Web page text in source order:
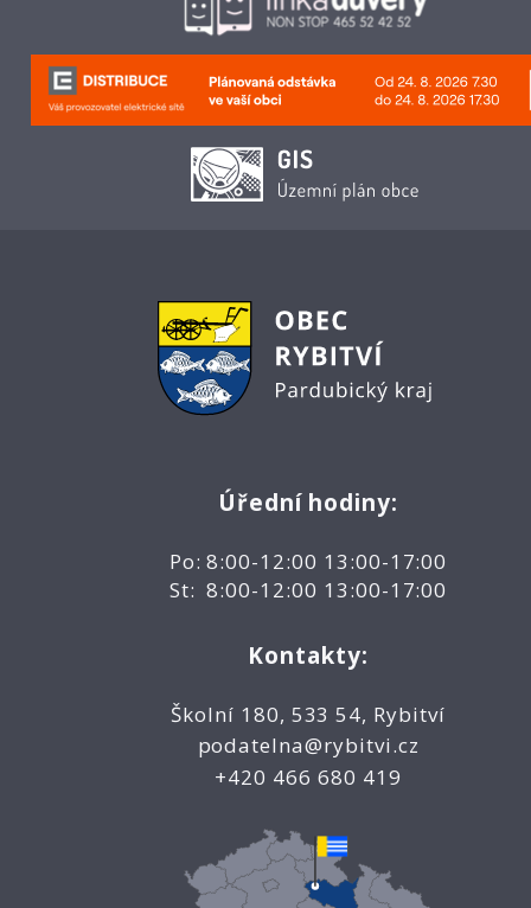
Úřední hodiny:
Po: 8:00-12:00 13:00-17:00
St: 8:00-12:00 13:00-17:00
Kontakty:
Školní 180, 533 54, Rybitví
podatelna@rybitvi.cz
+420 466 680 419